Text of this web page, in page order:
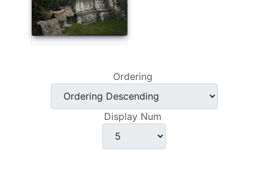
Ordering
Display Num